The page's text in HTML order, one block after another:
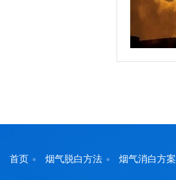
首页 烟气脱白方法 烟气消白方案